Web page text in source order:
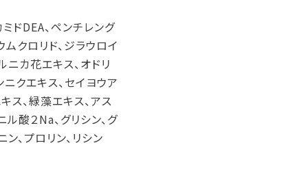
ドDEA、ペンチレング
クロリド、ジラウロイ
ニカ花エキス、オドリ
クエキス、セイヨウア
ス、緑藻エキス、アス
ル酸２Na、グリシン、グ
ン、プロリン、リシン